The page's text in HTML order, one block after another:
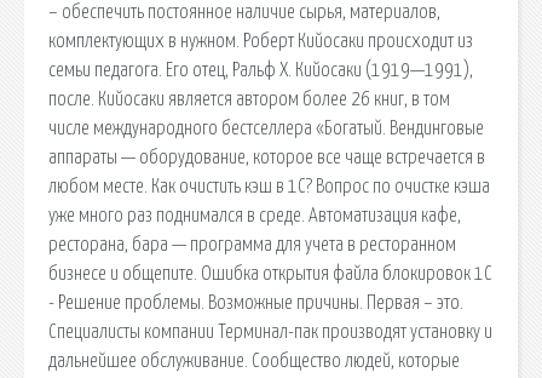
– обеспечить постоянное наличие сырья, материалов,
комплектующих в нужном. Роберт Кийосаки происходит из
семьи педагога. Его отец, Ральф Х. Кийосаки (1919—1991),
после. Кийосаки является автором более 26 книг, в том
числе международного бестселлера «Богатый. Вендинговые
аппараты — оборудование, которое все чаще встречается в
любом месте. Как очистить кэш в 1С? Вопрос по очистке кэша
уже много раз поднимался в среде. Автоматизация кафе,
ресторана, бара — программа для учета в ресторанном
бизнесе и общепите. Ошибка открытия файла блокировок 1С
- Решение проблемы. Возможные причины. Первая – это.
Специалисты компании Терминал-пак производят установку и
дальнейшее обслуживание. Сообщество людей, которые